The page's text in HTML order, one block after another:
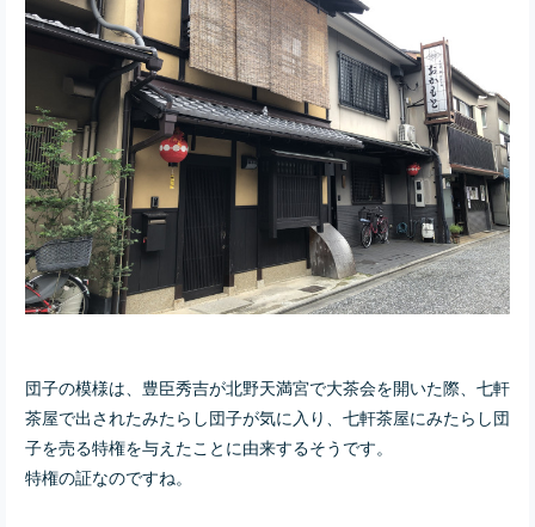
団子の模様は、豊臣秀吉が北野天満宮で大茶会を開いた際、七軒
茶屋で出されたみたらし団子が気に入り、七軒茶屋にみたらし団
子を売る特権を与えたことに由来するそうです。
特権の証なのですね。